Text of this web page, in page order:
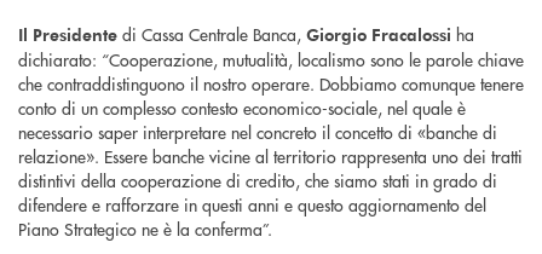
Il Presidente di Cassa Centrale Banca, Giorgio Fracalossi ha
dichiarato: “Cooperazione, mutualità, localismo sono le parole chiave
che contraddistinguono il nostro operare. Dobbiamo comunque tenere
conto di un complesso contesto economico-sociale, nel quale è
necessario saper interpretare nel concreto il concetto di «banche di
relazione». Essere banche vicine al territorio rappresenta uno dei tratti
distintivi della cooperazione di credito, che siamo stati in grado di
difendere e rafforzare in questi anni e questo aggiornamento del
Piano Strategico ne è la conferma”.